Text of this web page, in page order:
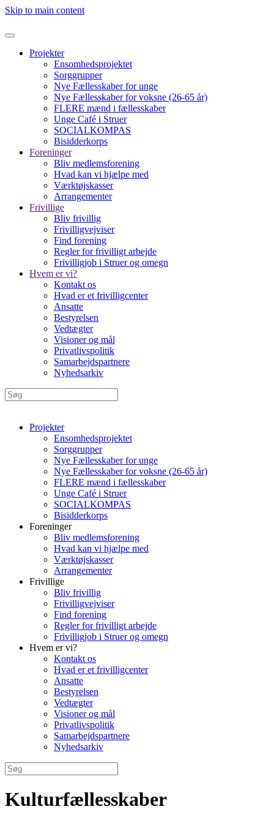
Skip to main content
Projekter
Ensomhedsprojektet
Sorggrupper
Nye Fællesskaber for unge
Nye Fællesskaber for voksne (26-65 år)
FLERE mænd i fællesskaber
Unge Café i Struer
SOCIALKOMPAS
Bisidderkorps
Foreninger
Bliv medlemsforening
Hvad kan vi hjælpe med
Værktøjskasser
Arrangementer
Frivillige
Bliv frivillig
Frivilligvejviser
Find forening
Regler for frivilligt arbejde
Frivilligjob i Struer og omegn
Hvem er vi?
Kontakt os
Hvad er et frivilligcenter
Ansatte
Bestyrelsen
Vedtægter
Visioner og mål
Privatlivspolitik
Samarbejdspartnere
Nyhedsarkiv
Projekter
Ensomhedsprojektet
Sorggrupper
Nye Fællesskaber for unge
Nye Fællesskaber for voksne (26-65 år)
FLERE mænd i fællesskaber
Unge Café i Struer
SOCIALKOMPAS
Bisidderkorps
Foreninger
Bliv medlemsforening
Hvad kan vi hjælpe med
Værktøjskasser
Arrangementer
Frivillige
Bliv frivillig
Frivilligvejviser
Find forening
Regler for frivilligt arbejde
Frivilligjob i Struer og omegn
Hvem er vi?
Kontakt os
Hvad er et frivilligcenter
Ansatte
Bestyrelsen
Vedtægter
Visioner og mål
Privatlivspolitik
Samarbejdspartnere
Nyhedsarkiv
Kulturfællesskaber